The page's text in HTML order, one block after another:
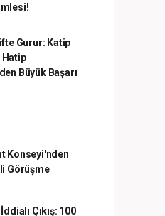
Gurur: Katip
Hatip
Büyük Başarı
Konseyi'nden
Görüşme
Çıkış: 100